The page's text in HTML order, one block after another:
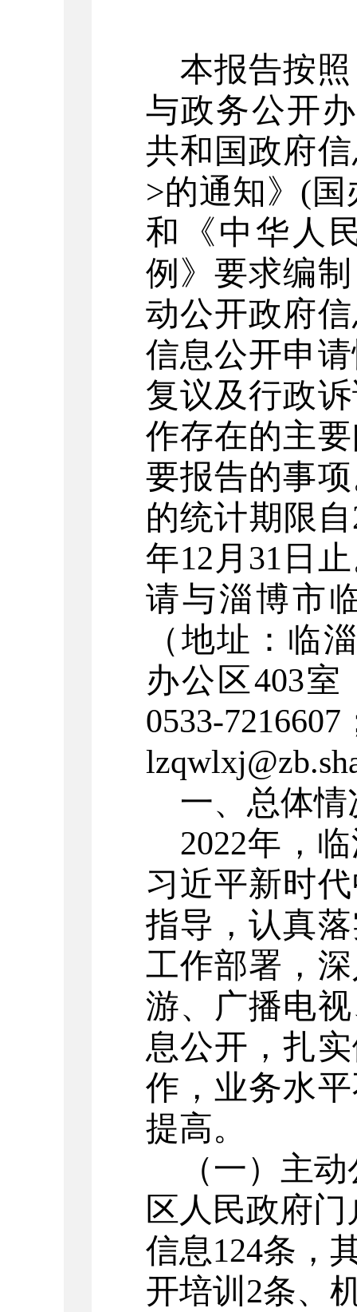
本报告按
与政务公开
共和国政府
>的通知》(国
和《中华人
例》要求编
动公开政府
信息公开申
复议及行政
作存在的主
要报告的事
的统计期限
年12月31日
请与淄博市
（地址： 临
办公区403室
0533-7216607
一、总体情
2022年，
习近平新时
指导，认真
工作部署，
游、广播电
息公开，扎
作，业务水
提高。
（一） 主
区人民政府
信息124条，
开培训 2条、